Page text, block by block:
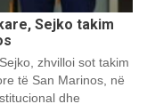
Sejko takim
zhvilloi sot takim
të San Marinos, në
dhe